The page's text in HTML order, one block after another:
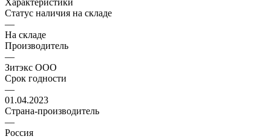
Статус наличия на складе
—
На складе
Производитель
—
Зитэкс ООО
Срок годности
—
01.04.2023
Страна-производитель
—
Россия